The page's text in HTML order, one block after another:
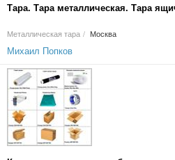
Тара. Тара металлическая. Тара
Металлическая тара / Москва
Михаил Попков